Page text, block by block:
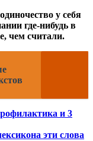
у себя
где-нибудь в
чем считали.
и 3
эти слова